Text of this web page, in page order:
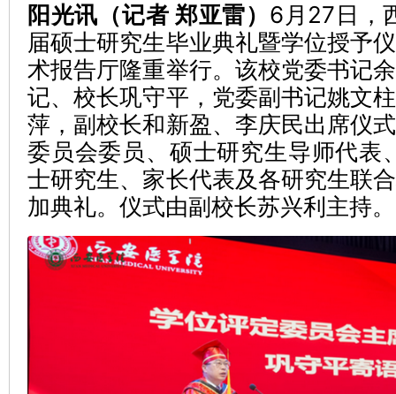
阳光讯（记者 郑亚雷） 6月27日，
届硕士研究生毕业典礼暨学位授予
术报告厅隆重举行。该校党委书记
记、校长巩守平，党委副书记姚文
萍，副校长和新盈、李庆民出席仪
委员会委员、硕士研究生导师代表
士研究生、家长代表及各研究生联
加典礼。仪式由副校长苏兴利主持。